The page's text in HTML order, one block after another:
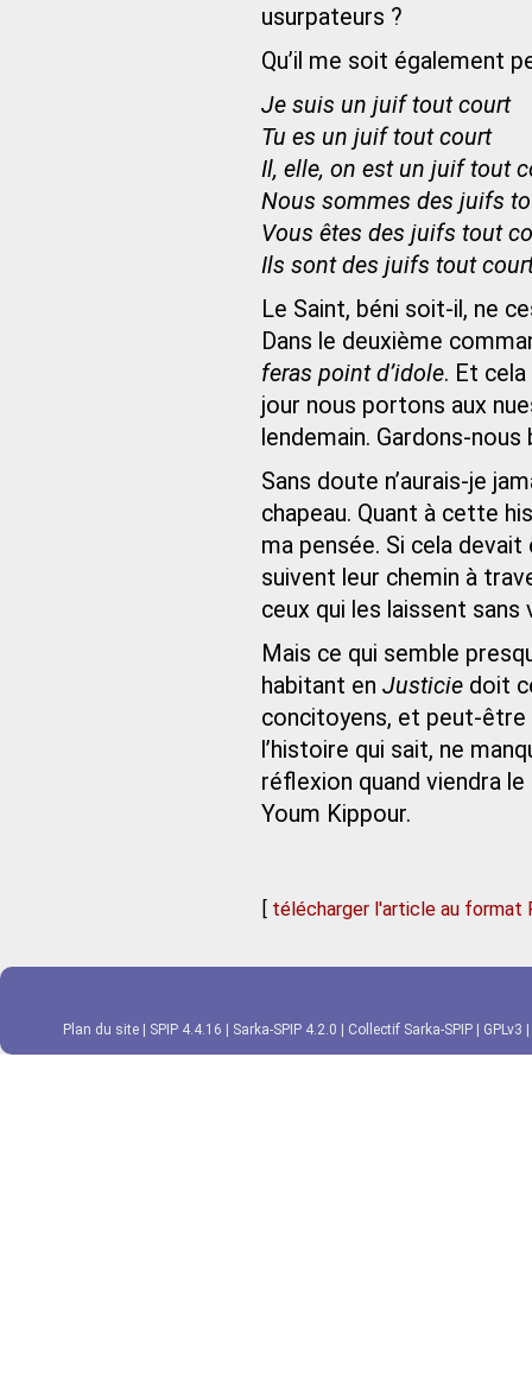
usurpateurs ?
Qu’il me soit également
Je suis un juif tout court
Tu es un juif tout court
Il, elle, on est un juif tout
Nous sommes des juifs
Vous êtes des juifs tout
Ils sont des juifs tout
Le Saint, béni soit-il, ne
Dans le deuxième
feras point d’idole. Et
jour nous portons aux
lendemain. Gardons-nous
Sans doute n’aurais-je
chapeau. Quant à cette
ma pensée. Si cela devait
suivent leur chemin à
ceux qui les laissent sans
Mais ce qui semble
habitant en Justicie doit
concitoyens, et peut-
l’histoire qui sait, ne
réflexion quand viendra
Youm Kippour.
[ télécharger l'article au format
Plan du site SPIP 4.4.16 Sarka-SPIP 4.2.0 Collectif Sarka-SPIP GPLv3